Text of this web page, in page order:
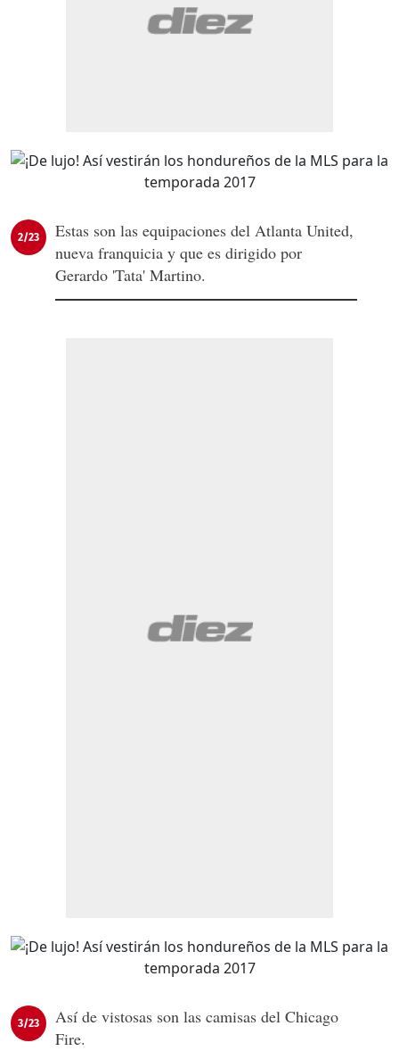
2/23
Estas son las equipaciones del Atlanta United,
nueva franquicia y que es dirigido por
Gerardo 'Tata' Martino.
3/23
Así de vistosas son las camisas del Chicago
Fire.